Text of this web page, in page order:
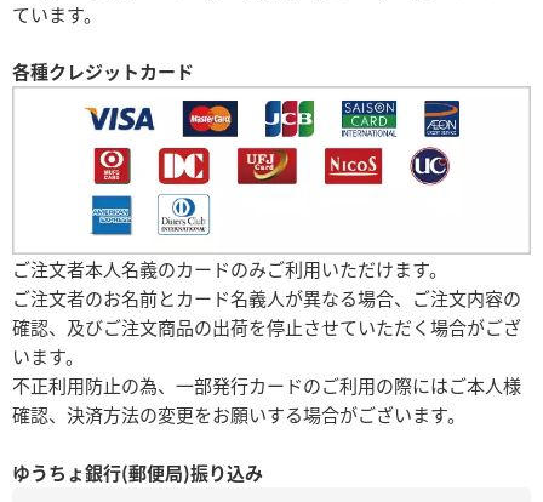
ています。
各種クレジットカード
ご注文者本人名義のカードのみご利用いただけます。
ご注文者のお名前とカード名義人が異なる場合、ご注文内容の
確認、及びご注文商品の出荷を停止させていただく場合がござ
います。
不正利用防止の為、一部発行カードのご利用の際にはご本人様
確認、決済方法の変更をお願いする場合がございます。
ゆうちょ銀行(郵便局)振り込み